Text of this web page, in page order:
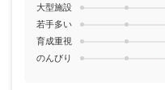
大型施設
若手多い
育成重視
のんびり